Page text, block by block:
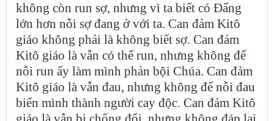
không còn run sợ, nhưng vì ta biết có Đấng
lớn hơn nỗi sợ đang ở với ta. Can đảm Kitô
giáo không phải là không biết sợ. Can đảm
Kitô giáo là vẫn có thể run, nhưng không để
nỗi run ấy làm mình phản bội Chúa. Can đảm
Kitô giáo là vẫn đau, nhưng không để nỗi đau
biến mình thành người cay độc. Can đảm Kitô